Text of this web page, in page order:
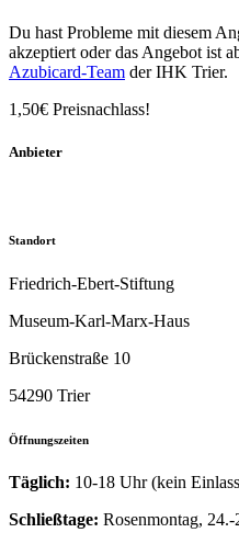
Du hast Probleme mit diesem
akzeptiert oder das Angebot ist
Azubicard-Team der IHK Trier.
1,50€ Preisnachlass!
Anbieter
Standort
Friedrich-Ebert-Stiftung
Museum-Karl-Marx-Haus
Brückenstraße 10
54290 Trier
Öffnungszeiten
Täglich: 10-18 Uhr (kein
Schließtage: Rosenmontag,